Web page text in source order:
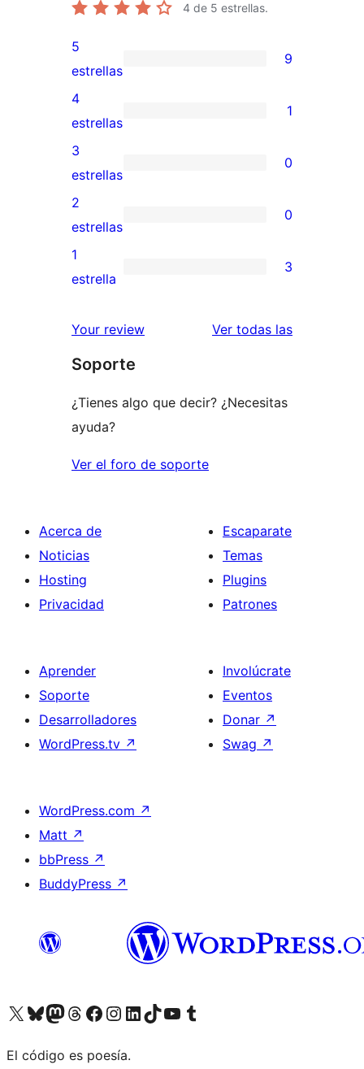
4 de 5 estrellas.
9
valoraciones
de
5
estrellas
5
estrellas
9
1
valoración
de
4
estrellas
4
estrellas
1
0
valoraciones
de
3
estrellas
3
estrellas
0
0
valoraciones
de
estrellas
2
estrellas
0
3
de
estrellas
1
estrella
3
Your review Ver todas las
Soporte
¿Tienes algo que decir? ¿Necesitas
ayuda?
Ver el foro de soporte
Acerca de
Noticias
Hosting
Privacidad
Escaparate
Temas
Plugins
Patrones
Aprender
Soporte
Desarrolladores
WordPress.tv ↗
Involúcrate
Eventos
Donar ↗
Swag ↗
WordPress.com ↗
Matt ↗
bbPress ↗
BuddyPress ↗
Visita nuestra cuenta de X (anteriormente Twitter)
Visita nuestra cuenta de Bluesky
Visita nuestra cuenta de Mastodon
Visita nuestra cuenta de Threads
Visita nuestra página de Facebook
Visita nuestra cuenta de Instagram
Visita nuestra cuenta de LinkedIn
Visita nuestra cuenta de TikTok
Visita nuestro canal de YouTube
Visita nuestra cuenta de Tumblr
El código es poesía.